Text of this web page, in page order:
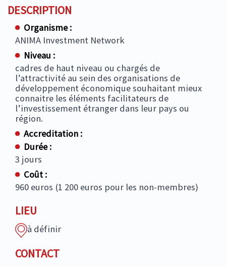
DESCRIPTION
Organisme :
ANIMA Investment Network
Niveau :
cadres de haut niveau ou chargés de
l’attractivité au sein des organisations de
développement économique souhaitant mieux
connaitre les éléments facilitateurs de
l’investissement étranger dans leur pays ou
région.
Accreditation :
Durée :
3 jours
Coût :
960 euros (1 200 euros pour les non-membres)
LIEU
à définir
CONTACT